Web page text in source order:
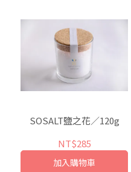
SOSALT鹽之花／120g
NT$285
加入購物車